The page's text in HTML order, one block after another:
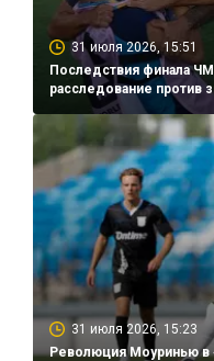
31 июля 2026, 15:51
Последствия финала
расследование против
31 июля 2026, 15:23
Революция Моуринью в